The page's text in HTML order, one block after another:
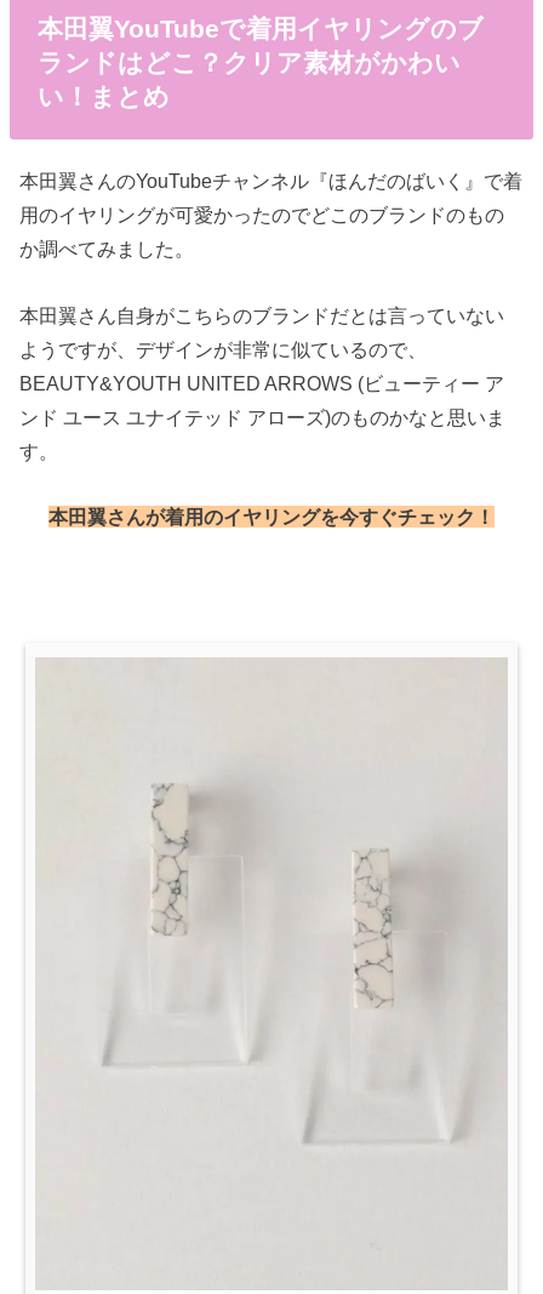
本田翼YouTubeで着用イヤリングのブ
ランドはどこ？クリア素材がかわい
い！まとめ
本田翼さんのYouTubeチャンネル『ほんだのばいく』で着
用のイヤリングが可愛かったのでどこのブランドのもの
か調べてみました。
本田翼さん自身がこちらのブランドだとは言っていない
ようですが、デザインが非常に似ているので、
BEAUTY&YOUTH UNITED ARROWS (ビューティー ア
ンド ユース ユナイテッド アローズ)のものかなと思いま
す。
本田翼さんが着用のイヤリングを今すぐチェック！